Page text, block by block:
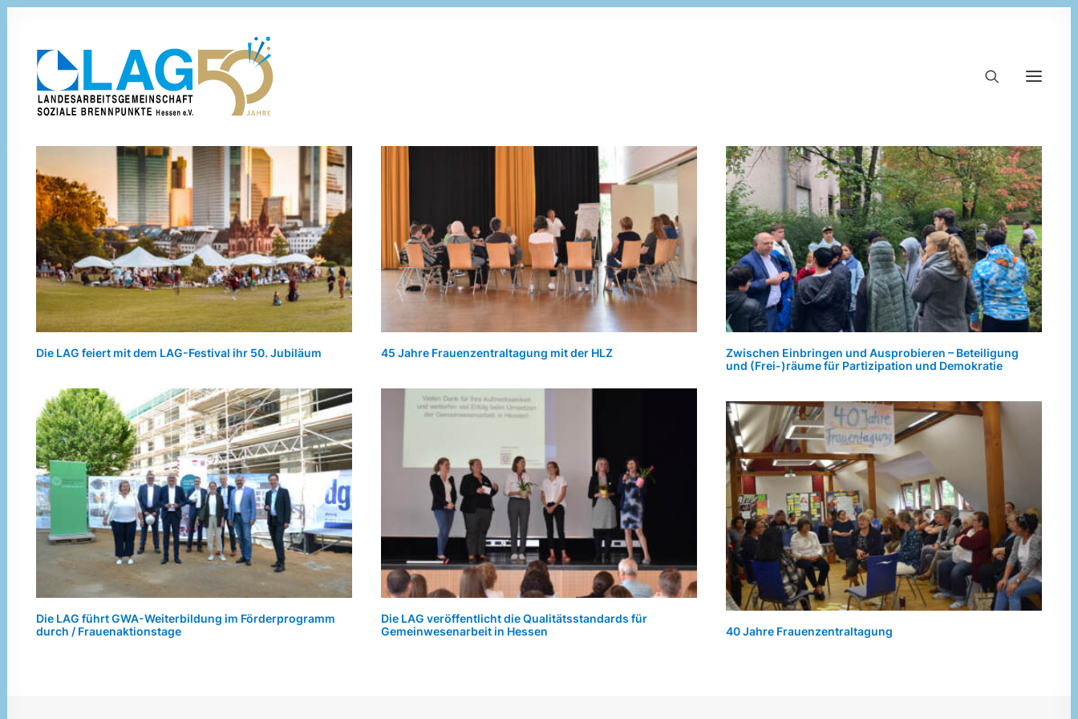
Die LAG feiert mit dem LAG-Festival ihr 50. Jubiläum 45 Jahre Frauenzentraltagung mit der HLZ
Zwischen Einbringen und Ausprobieren – Beteiligung
und (Frei-)räume für Partizipation und Demokratie
Die LAG führt GWA-Weiterbildung im Förderprogramm
durch / Frauenaktionstage
Die LAG veröffentlicht die Qualitätsstandards für
Gemeinwesenarbeit in Hessen
40 Jahre Frauenzentraltagung